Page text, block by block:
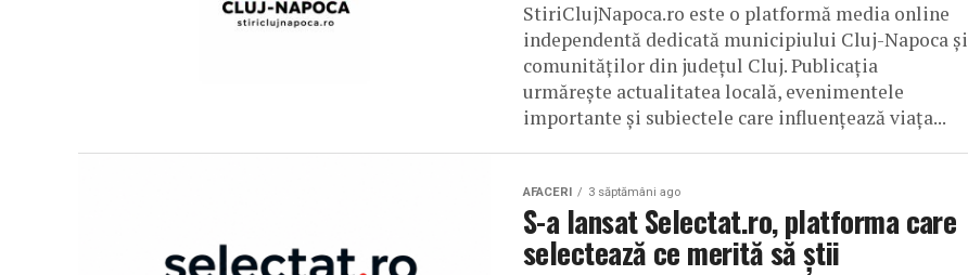
StiriClujNapoca.ro este o platformă media online
independentă dedicată municipiului Cluj-Napoca și
comunităților din județul Cluj. Publicația
urmărește actualitatea locală, evenimentele
importante și subiectele care influențează viața...
AFACERI 3 săptămâni ago
S-a lansat Selectat.ro, platforma care
selectează ce merită să știi